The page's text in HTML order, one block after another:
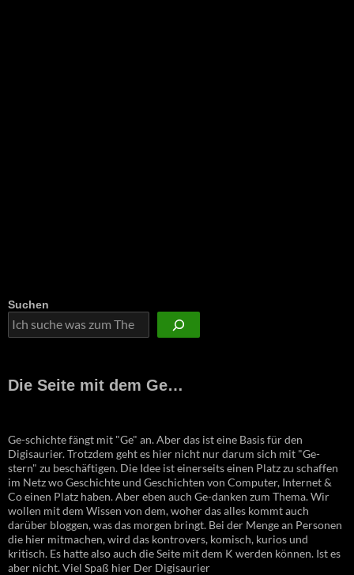
Suchen
Die Seite mit dem Ge…
Ge-schichte fängt mit "Ge" an. Aber das ist eine Basis für den
Digisaurier. Trotzdem geht es hier nicht nur darum sich mit "Ge-
stern" zu beschäftigen. Die Idee ist einerseits einen Platz zu schaffen
im Netz wo Geschichte und Geschichten von Computer, Internet &
Co einen Platz haben. Aber eben auch Ge-danken zum Thema. Wir
wollen mit dem Wissen von dem, woher das alles kommt auch
darüber bloggen, was das morgen bringt. Bei der Menge an Personen
die hier mitmachen, wird das kontrovers, komisch, kurios und
kritisch. Es hatte also auch die Seite mit dem K werden können. Ist es
aber nicht. Viel Spaß hier Der Digisaurier